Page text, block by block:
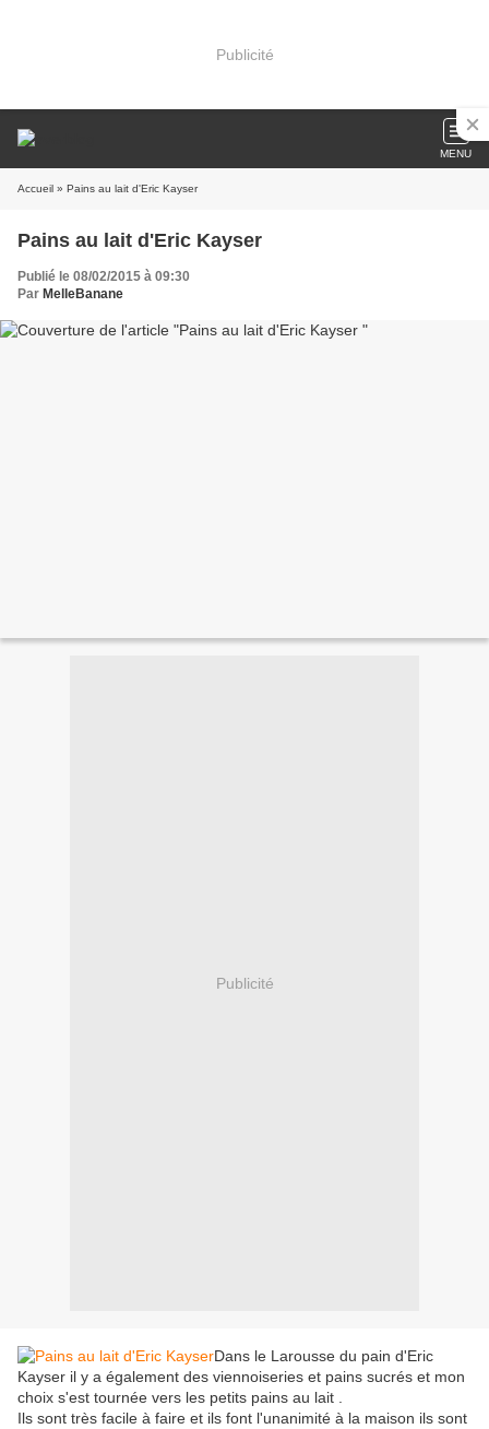
Publicité
MENU
Accueil » Pains au lait d'Eric Kayser
Pains au lait d'Eric Kayser
Publié le 08/02/2015 à 09:30
Par MelleBanane
Publicité
Dans le Larousse du pain d'Eric
Kayser il y a également des viennoiseries et pains sucrés et mon
choix s'est tournée vers les petits pains au lait .
Ils sont très facile à faire et ils font l'unanimité à la maison ils sont